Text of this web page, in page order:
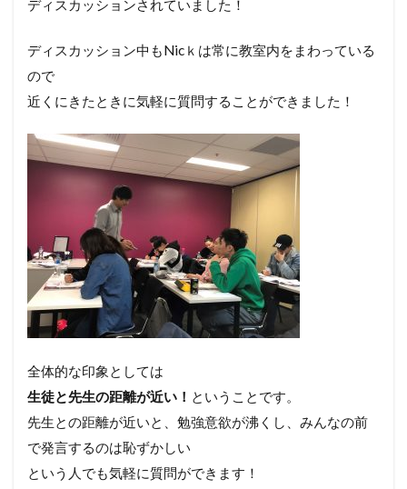
ディスカッションされていました！
ディスカッション中もNicｋは常に教室内をまわっている
ので
近くにきたときに気軽に質問することができました！
全体的な印象としては
生徒と先生の距離が近い！ ということです。
先生との距離が近いと、勉強意欲が沸くし、みんなの前
で発言するのは恥ずかしい
という人でも気軽に質問ができます！